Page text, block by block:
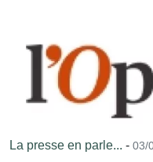
La presse en parle... - 03/